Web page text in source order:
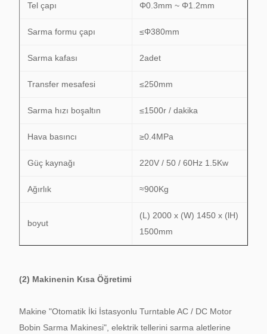
Tel çapı Φ0.3mm ~ Φ1.2mm
Sarma formu çapı ≤Φ380mm
Sarma kafası 2adet
Transfer mesafesi ≤250mm
Sarma hızı boşaltın ≤1500r / dakika
Hava basıncı ≥0.4MPa
Güç kaynağı 220V / 50 / 60Hz 1.5Kw
Ağırlık ≈900Kg
boyut
(L) 2000 x (W) 1450 x (lH)
1500mm
(2) Makinenin Kısa Öğretimi
Makine "Otomatik İki İstasyonlu Turntable AC / DC Motor
Bobin Sarma Makinesi", elektrik tellerini sarma aletlerine